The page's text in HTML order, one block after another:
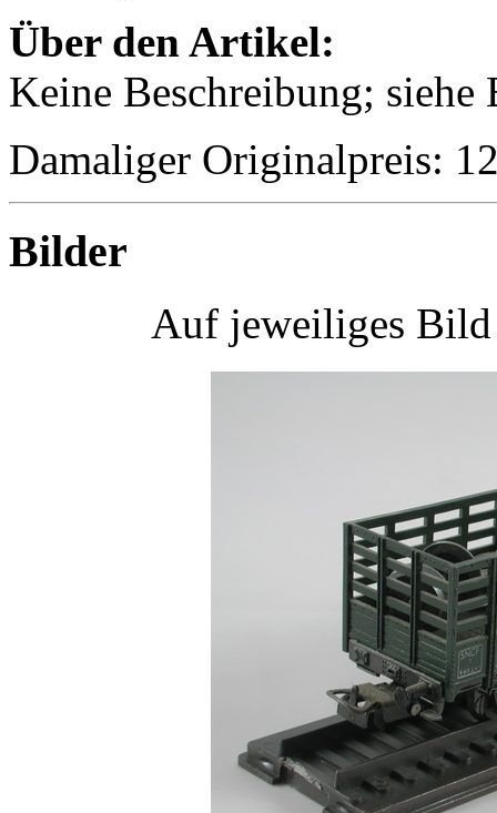
Über den Artikel:
Keine Beschreibung; siehe
Damaliger Originalpreis:
Bilder
Auf jeweiliges